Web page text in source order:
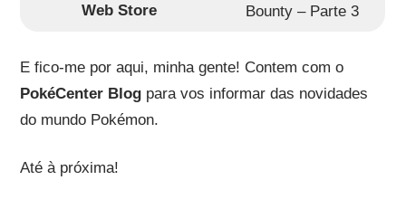
Web Store
Bounty – Parte 3
E fico-me por aqui, minha gente! Contem com o
PokéCenter Blogpara vos informar das novidades
do mundo Pokémon.
Até à próxima!